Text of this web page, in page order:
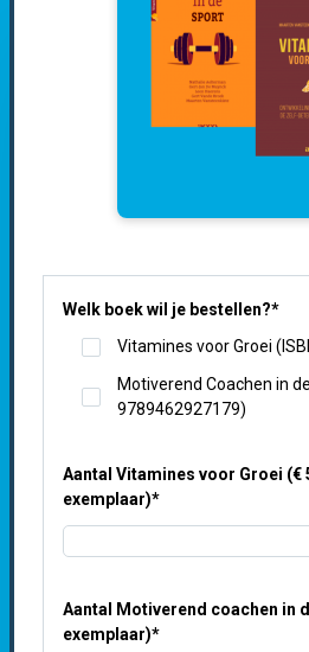
Welk boek wil je bestellen?*
Vitamines voor Groei
Motiverend Coachen in
9789462927179)
Aantal Vitamines voor Groei (€
exemplaar)*
Aantal Motiverend coachen in
exemplaar)*